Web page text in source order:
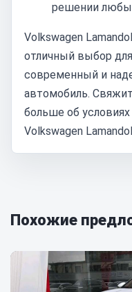
решении
Volkswagen
отличный выбор
современный и
автомобиль.
больше об
Volkswagen
Похожие